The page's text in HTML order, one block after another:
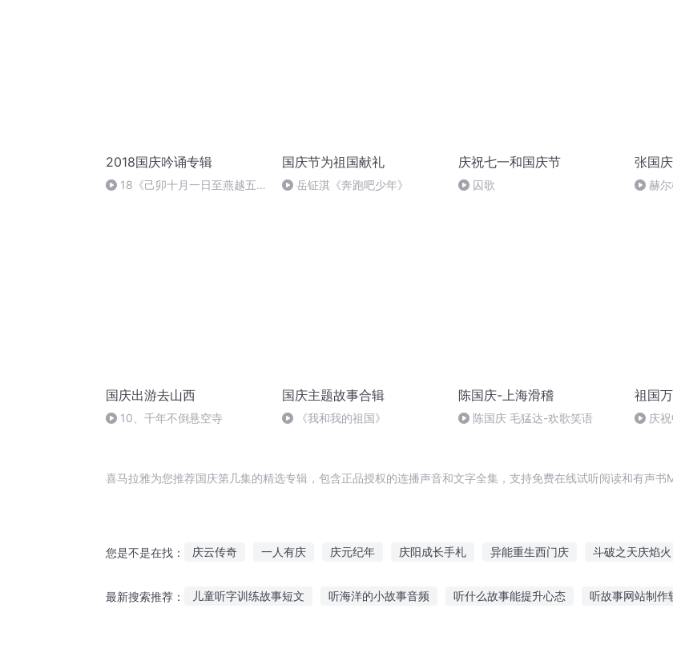
2018国庆吟诵专辑
18《己卯十月一日至燕越五
国庆节为祖国献礼
岳钲淇《奔跑吧少年》
庆祝七一和国庆节
囚歌
张国
赫
国庆出游去山西
10、千年不倒悬空寺
国庆主题故事合辑
《我和我的祖国》
陈国庆-上海滑稽
陈国庆 毛猛达-欢歌笑语
祖国
庆
喜马拉雅为您推荐国庆第几集的精选专辑，包含正品授权的连播声音和文字全集，支持免费在线试听阅读和有声书
您是不是在找： 庆云传奇 一人有庆 庆元纪年 庆阳成长手札 异能重生西门庆 斗破之天庆焰火
最新搜索推荐： 儿童听字训练故事短文 听海洋的小故事音频 听什么故事能提升心态 听故事网站制作